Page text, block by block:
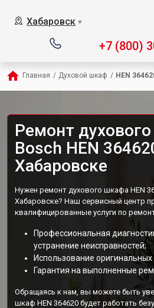
Хабаровск ▼
+7 (800)
Главная / Духовой шкаф / HEN
Ремонт
Bosch HEN
Хабаровске
Нужен ремонт духового шкафа HEN
Хабаровске? Наш сервисный центр
квалифицированные услуги по
Профессиональная
устранение неисправностей;
Использование
Гарантия на выполненные
Обращаясь к нам, вы можете быть
шкаф HEN 364620 будет работать